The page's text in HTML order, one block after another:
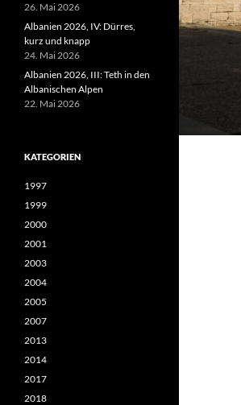
26. Mai 2026
Albanien 2026, IV: Dürres,
kurz und knapp
24. Mai 2026
Albanien 2026, III: Teth in den
Albanischen Alpen
22. Mai 2026
KATEGORIEN
1997
1999
2000
2001
2003
2004
2005
2007
2013
2014
2017
2018